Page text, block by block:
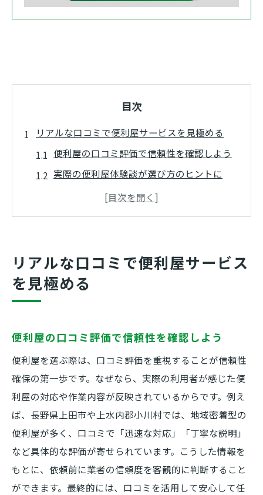
目次
リアルな口コミで便利屋サービスを見極める
便利屋の口コミ評価で信頼性を確認しよう
実際の便利屋体験談が選び方のヒントに
口コミで分かる便利屋の対応力と安心感
便利屋の評判を活かした賢いサービス選び
利用者レビューが語る便利屋の信頼ポイント
便利屋の信頼ポイントをレビューで解説
信頼できる便利屋の特徴を体験者が証言
便利屋の迅速な対応力を口コミでチェック
安心を重視するなら便利屋の評判が鍵
安心して依頼できる便利屋の選び方
便利屋の評判が安心感につながる理由
口コミを活用した便利屋選びのポイント
便利屋の評判を比較して安心サービスを
リアルな口コミで便利屋サービス
を見極める
便利屋の口コミ評価で信頼性を確認しよう
便利屋を選ぶ際は、口コミ評価を重視することが信頼性
確保の第一歩です。なぜなら、実際の利用者が感じた便
利屋の対応や作業内容が反映されているからです。例え
ば、長野県上田市や上水内郡小川村では、地域密着型の
便利屋が多く、口コミで「迅速な対応」「丁寧な説明」
など具体的な評価が寄せられています。こうした情報を
もとに、依頼前に業者の信頼度を客観的に判断すること
ができます。最終的には、口コミを活用して安心して任